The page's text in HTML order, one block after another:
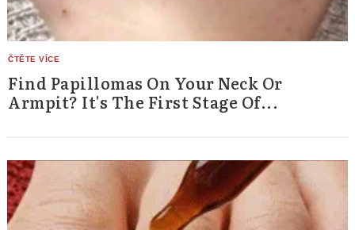
Find Papillomas On Your Neck Or
Armpit? It's The First Stage Of...